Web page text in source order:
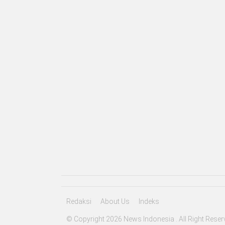
Redaksi About Us Indeks
© Copyright 2026 News Indonesia . All Right